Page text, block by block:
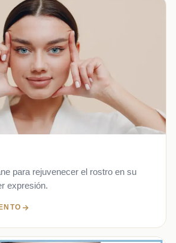
para rejuvenecer el rostro en su
expresión.